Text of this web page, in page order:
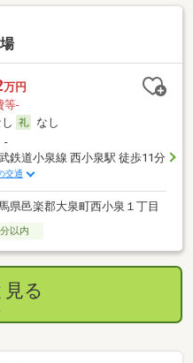
万円
等-
なし
鉄道小泉線 西小泉駅 徒歩11分
交通
県邑楽郡大泉町西小泉１丁目
以内
見る